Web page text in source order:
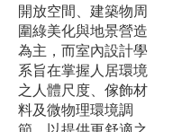
開放空間、建築物周
圍綠美化與地景營造
為主，而室內設計學
系旨在掌握人居環境
之人體尺度、傢飾材
料及微物理環境調